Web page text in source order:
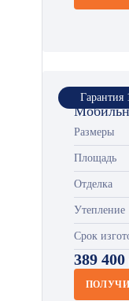
Гарантия
Размеры
Площадь
Отделка
Утепление
Срок
389 400